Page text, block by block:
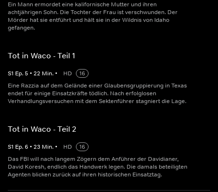
Ein Mann ermordet eine kalifornische Mutter und ihren
achtjährigen Sohn. Die Tochter der Frau ist verschwunden. Der
Mörder hat sie entführt und hält sie in der Wildnis von Idaho
gefangen.
Tot in Waco - Teil 1
S1 Ep.5 • 22 Min. • HD
16
Eine Razzia auf dem Gelände einer Glaubensgruppierung in Texas
endet für einige Einsatzkräfte tödlich. Nach erfolglosen
Verhandlungsversuchen mit dem Sektenführer stagniert die Lage.
Tot in Waco - Teil 2
S1 Ep.6 • 23 Min. • HD
16
Das FBI will nach langem Zögern dem Anführer der Davidianer,
David Koresh, endlich das Handwerk legen. Die damals beteiligten
Agenten blicken zurück auf ihren historischen Einsatztag.